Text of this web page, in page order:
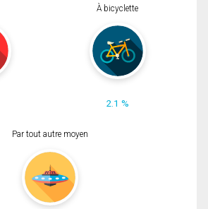
À bicyclette
2.1 %
Par tout autre moyen